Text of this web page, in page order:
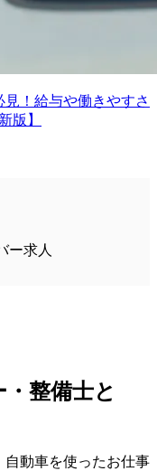
！給与や働きやすさ
版】
ー求人
整備士と
自動車を使ったお仕事